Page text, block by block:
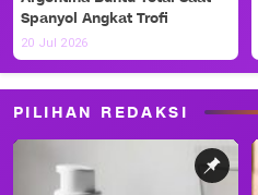
Spanyol Angkat Trofi
20 Jul 2026
PILIHAN REDAKSI